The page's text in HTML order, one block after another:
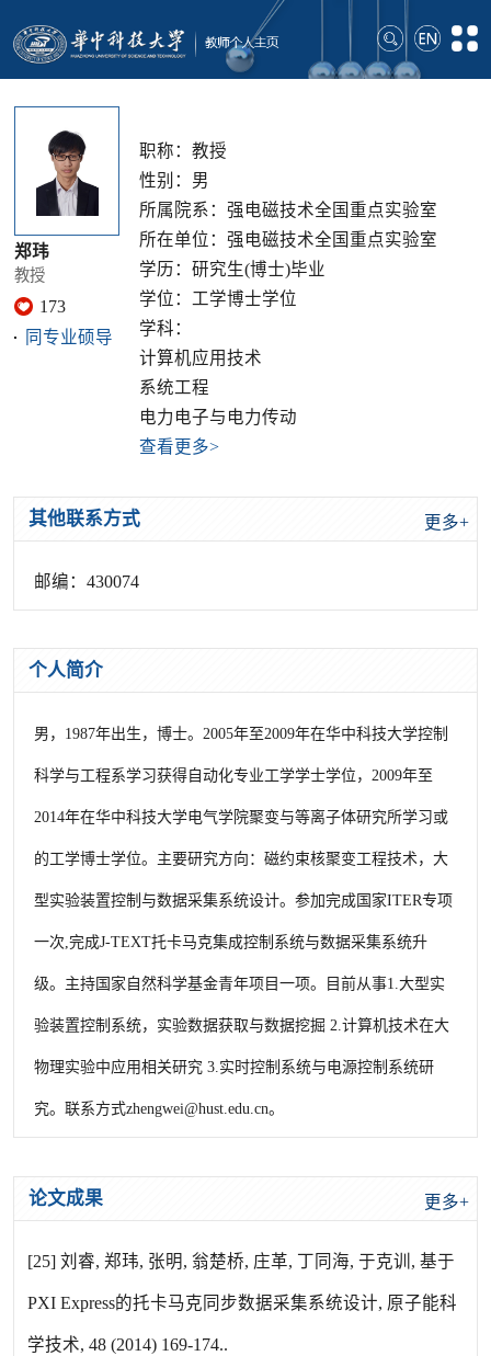
郑玮
教授
173
同专业硕导
职称：教授
性别：男
所属院系：强电磁技术全国重点实验室
所在单位：强电磁技术全国重点实验室
学历：研究生(博士)毕业
学位：工学博士学位
学科：
计算机应用技术
系统工程
电力电子与电力传动
查看更多>
其他联系方式
邮编： 430074
更多+
个人简介
男，1987年出生，博士。2005年至2009年在华中科技大学控制
科学与工程系学习获得自动化专业工学学士学位，2009年至
2014年在华中科技大学电气学院聚变与等离子体研究所学习或
的工学博士学位。主要研究方向：磁约束核聚变工程技术，大
型实验装置控制与数据采集系统设计。参加完成国家ITER专项
一次,完成J-TEXT托卡马克集成控制系统与数据采集系统升
级。 主持国家自然科学基金青年项目一项。 目前从事1.大型实
验装置控制系统，实验数据获取与数据挖掘 2.计算机技术在大
物理实验中应用相关研究 3.实时控制系统与电源控制系统研
究。联系方式zhengwei@hust.edu.cn。
论文成果
[25] 刘睿, 郑玮, 张明, 翁楚桥, 庄革, 丁同海, 于克训, 基于
PXI Express的托卡马克同步数据采集系统设计, 原子能科
学技术, 48 (2014) 169-174..
更多+